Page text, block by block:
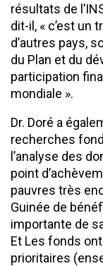
résultats de
dit-il, « c’est un
d’autres pays,
du Plan et du
participation
mondiale ».
Dr. Doré a
recherches
l’analyse des
point
pauvres très
Guinée de
importante de
Et Les fonds
prioritaires